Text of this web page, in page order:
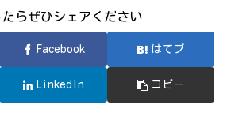
たらぜひシェアください
Facebook はてブ
LinkedIn コピー